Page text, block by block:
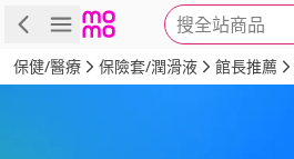
搜全站商品
商品 評價 詳情
保健/醫療 保險套/潤滑液 館長推薦